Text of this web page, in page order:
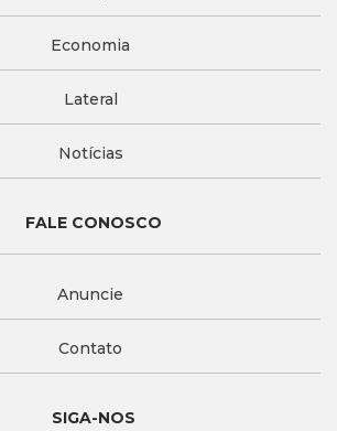
Economia
Lateral
Notícias
FALE CONOSCO
Anuncie
Contato
SIGA-NOS